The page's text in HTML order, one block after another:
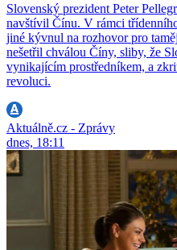
Slovenský prezident Peter
navštívil Čínu. V rámci
jiné kývnul na rozhovor pro
nešetřil chválou Číny, sliby, že
vynikajícím prostředníkem, a
revoluci.
Aktuálně.cz - Zprávy
dnes, 18:11